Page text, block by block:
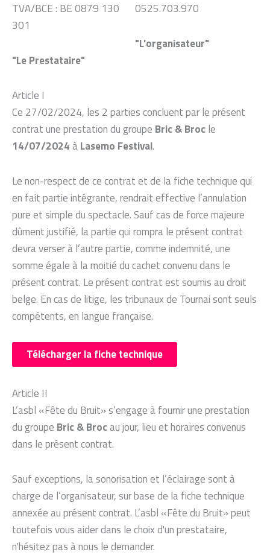
TVA/BCE : BE 0879 130
301
"Le Prestataire"
0525.703.970
"L'organisateur"
Article I
Ce 27/02/2024, les 2 parties concluent par le présent
contrat une prestation du groupe Bric & Brocle
14/07/2024àLasemo Festival.
Le non-respect de ce contrat et de la fiche technique qui
en fait partie intégrante, rendrait effective l’annulation
pure et simple du spectacle. Sauf cas de force majeure
dûment justifié, la partie qui rompra le présent contrat
devra verser à l’autre partie, comme indemnité, une
somme égale à la moitié du cachet convenu dans le
présent contrat. Le présent contrat est soumis au droit
belge. En cas de litige, les tribunaux de Tournai sont seuls
compétents, en langue française.
Télécharger la fiche technique
Article II
L’asbl «Fête du Bruit» s’engage à fournir une prestation
du groupe Bric & Brocau jour, lieu et horaires convenus
dans le présent contrat.
Sauf exceptions, la sonorisation et l’éclairage sont à
charge de l’organisateur, sur base de la fiche technique
annexée au présent contrat. L’asbl «Fête du Bruit» peut
toutefois vous aider dans le choix d'un prestataire,
n'hésitez pas à nous le demander.